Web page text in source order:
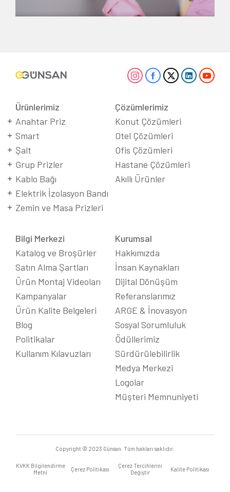
Ürünlerimiz
Anahtar Priz
Smart
Şalt
Grup Prizler
Kablo Bağı
Elektrik İzolasyon Bandı
Zemin ve Masa Prizleri
Çözümlerimiz
Konut Çözümleri
Otel Çözümleri
Ofis Çözümleri
Hastane Çözümleri
Akıllı Ürünler
Bilgi Merkezi
Katalog ve Broşürler
Satın Alma Şartları
Ürün Montaj Videoları
Kampanyalar
Ürün Kalite Belgeleri
Blog
Politikalar
Kullanım Kılavuzları
Kurumsal
Hakkımızda
İnsan Kaynakları
Dijital Dönüşüm
Referanslarımız
ARGE & İnovasyon
Sosyal Sorumluluk
Ödüllerimiz
Sürdürülebilirlik
Medya Merkezi
Logolar
Müşteri Memnuniyeti
Copyright © 2023 Günsan. Tüm hakları saklıdır.
KVKK Bilgilendirme
Metni
Çerez Politikası
Çerez Tercihlerini
Değiştir
Kalite Politikası